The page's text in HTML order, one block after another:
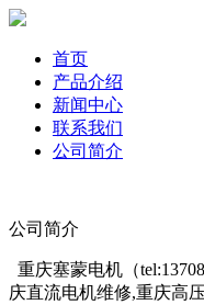
首页
产品介绍
新闻中心
联系我们
公司简介
公司简介
重庆塞蒙电机（
庆直流电机维修,重庆高